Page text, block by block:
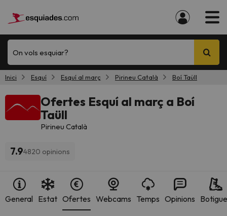
On vols esquiar?
Inici Esquí Esquí al març Pirineu Català Boí Taüll
Ofertes Esquí al març a Boí
Taüll
Pirineu Català
7.94820 opinions
General Estat Ofertes Webcams Temps Opinions